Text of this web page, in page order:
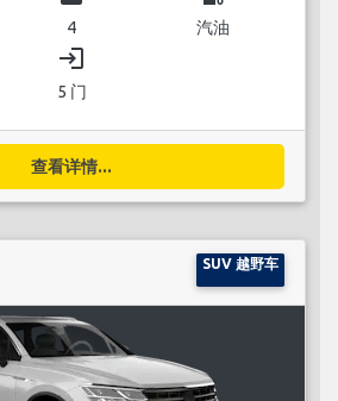
4 汽油
login
5 门
查看详情...
SUV 越野车